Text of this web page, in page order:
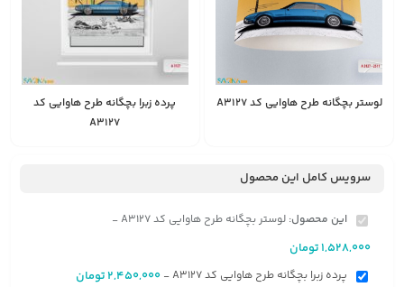
لوستر بچگانه طرح هاوایی کد A3127
پرده زبرا بچگانه طرح هاوایی کد
A3127
سرویس کامل این محصول
این محصول: لوستر بچگانه طرح هاوایی کد A3127 -
1,528,000تومان
پرده زبرا بچگانه طرح هاوایی کد A3127 -
2,450,000تومان